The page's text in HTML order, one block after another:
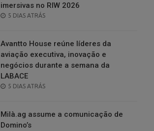
imersivas no RIW 2026
POSTED
5 DIAS ATRÁS
Avantto House reúne líderes da
aviação executiva, inovação e
negócios durante a semana da
LABACE
POSTED
5 DIAS ATRÁS
Milà.ag assume a comunicação de
Domino’s